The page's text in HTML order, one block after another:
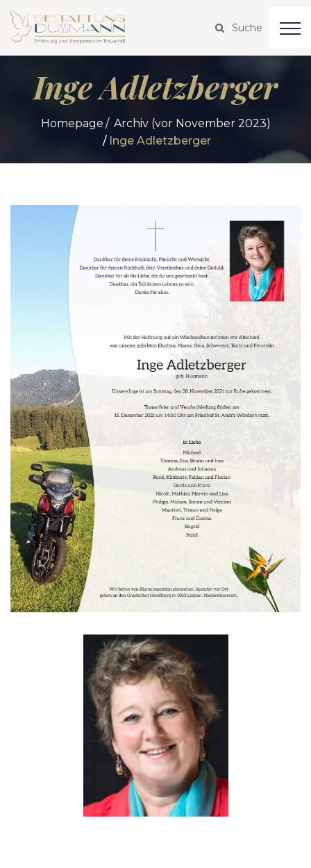
Inge Adletzberger
Homepage
Archiv (vor November 2023)
Inge Adletzberger